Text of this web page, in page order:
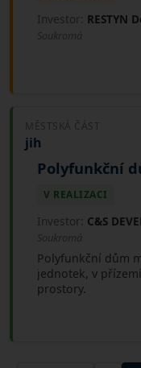
Investor: RESTYN
Soukromá
MĚSTSKÁ ČÁST
jih
Polyfunkční
V REALIZACI
Investor: C&S
Soukromá
Polyfunkční dům
jednotek, v
prostory.